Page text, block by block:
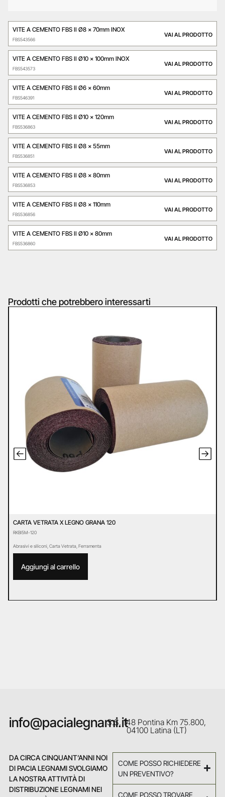
VITE A CEMENTO FBS II Ø8 x 70mm INOX
FBS543566
VAI AL PRODOTTO
VITE A CEMENTO FBS II Ø10 x 100mm INOX
FBS543573
VAI AL PRODOTTO
VITE A CEMENTO FBS II Ø6 x 60mm
FBS546391
VAI AL PRODOTTO
VITE A CEMENTO FBS II Ø10 x 120mm
FBS536863
VAI AL PRODOTTO
VITE A CEMENTO FBS II Ø8 x 55mm
FBS536851
VAI AL PRODOTTO
VITE A CEMENTO FBS II Ø8 x 80mm
FBS536853
VAI AL PRODOTTO
VITE A CEMENTO FBS II Ø8 x 110mm
FBS536856
VAI AL PRODOTTO
VITE A CEMENTO FBS II Ø10 x 80mm
FBS536860
VAI AL PRODOTTO
Prodotti che potrebbero interessarti
CARTA VETRATA X LEGNO GRANA 120
RKBI5M-120
Abrasivi e siliconi Carta Vetrata Ferramenta
Aggiungi al carrello
info@pacialegnami.itS.S. 148 Pontina Km 75.800,
04100 Latina (LT)
DA CIRCA CINQUANT’ANNI NOI
DI PACIA LEGNAMI SVOLGIAMO
LA NOSTRA ATTIVITÀ DI
DISTRIBUZIONE LEGNAMI NEI
COME POSSO RICHIEDERE
UN PREVENTIVO?
COME POSSO TROVARE